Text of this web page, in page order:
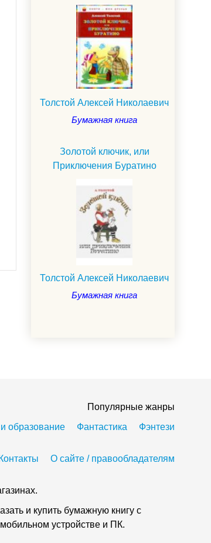
Толстой Алексей Николаевич
Бумажная книга
Золотой ключик, или
Приключения Буратино
Толстой Алексей Николаевич
Бумажная книга
Популярные жанры
образование Фантастика Фэнтези
Контакты О сайте / правообладателям
и купить бумажную книгу с
устройстве и ПК.